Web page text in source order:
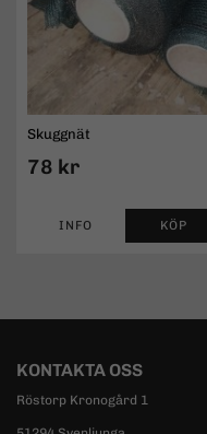
Skuggnät
78 kr
INFO KÖP
KONTAKTA OSS
Röstorp Kronogård 1